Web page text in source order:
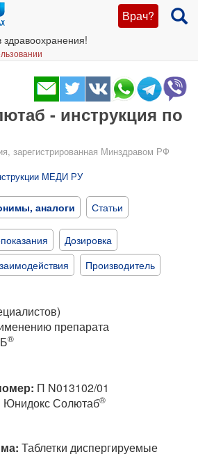
Врач?
- инструкция по
зарегистрированная Минздравом РФ
МЕДИ РУ
аналоги Статьи
Дозировка
Производитель
препарата
®
П N013102/01
Юнидокс Солютаб®
Таблетки диспергируемые